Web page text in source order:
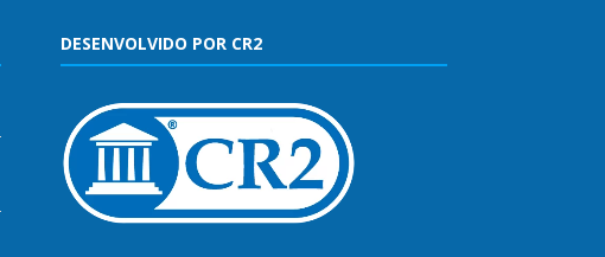
DESENVOLVIDO POR CR2